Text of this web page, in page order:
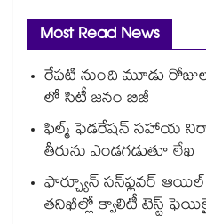
Most Read News
రేపటి నుంచి మూడు
లో సిటీ జనం బిజీ
ఫిల్మ్ ఫెడరేషన్ సహాయ
తీరును ఎండగడుతూ లేఖ
ఫార్చ్యూన్ సన్‌ఫ్లవర్ ఆయిల్
తనిఖీల్లో క్వాలిటీ టెస్ట్